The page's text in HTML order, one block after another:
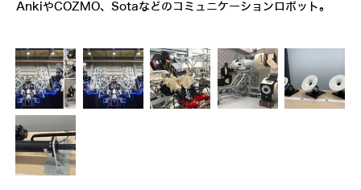
AnkiやCOZMO、Sotaなどのコミュニケーションロボット。